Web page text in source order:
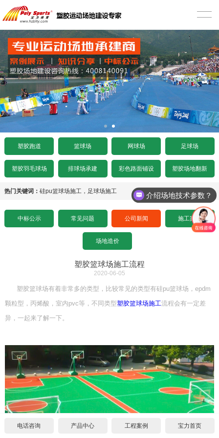
塑胶跑道 篮球场 网球场 足球场
塑胶羽毛球场 排球场承建 彩色路面铺设 塑胶场地翻新
热门关键词： 硅pu篮球场施工， 足球场施工
中标公示 常见问题 公司新闻 施工案例
场地造价
塑胶篮球场施工流程
2020-06-05
塑胶篮球场有着非常多的类型，比较常见的类型有硅pu篮球场，epdm
颗粒型，丙烯酸，室内pvc等，不同类型塑胶篮球场施工流程会有一定差
异，一起来了解一下。
首页
塑胶跑道
混合型塑胶跑道
透气型塑胶跑道
预制型塑胶跑道
施工案例
沥青基础要求
设计图纸下载
篮球场
硅PU篮球场
EPDM篮球场
室内木地板篮球场
水泥基础要求
招标文件下载
设计图纸下载
网球场
丙烯酸网球场
硅PU网球场
人造草坪网球场
施工案例
沥青基础要求
招标文件下载
设计图纸下载
人造草足球场
悬浮拼装足球场
水泥基础要求
沥青基础要求
招标文件下载
工程项目
塑胶球场施工
其它运动场地施工
中标公示
常见问题
公司新闻
施工案例
联系方式
合作伙伴
宝力招聘
电话咨询 产品中心 工程案例 宝力首页
介绍场地技术参数？